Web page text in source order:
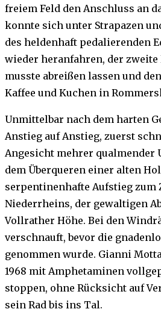
freiem Feld den Anschluss an
konnte sich unter Strapazen
des heldenhaft pedalierenden
wieder heranfahren, der
musste abreißen lassen und
Kaffee und Kuchen in
Unmittelbar nach dem harten
Anstieg auf Anstieg, zuerst
Angesicht mehrer qualmender
dem Überqueren einer alten
serpentinenhafte Aufstieg zum
Niederrheins, der gewaltigen
Vollrather Höhe. Bei den
verschnauft, bevor die
genommen wurde. Gianni
1968 mit Amphetaminen
stoppen, ohne Rücksicht auf
sein Rad bis ins Tal.